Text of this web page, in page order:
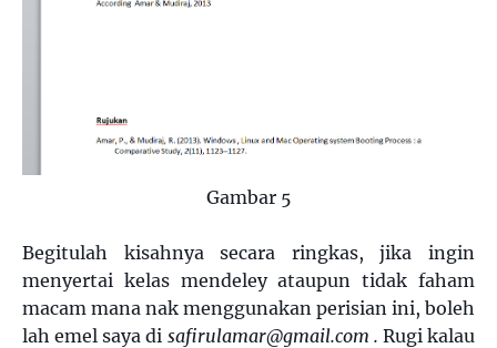
Gambar 5
Begitulah kisahnya secara ringkas, jika ingin
menyertai kelas mendeley ataupun tidak faham
macam mana nak menggunakan perisian ini, boleh
lah emel saya di safirulamar@gmail.com . Rugi kalau